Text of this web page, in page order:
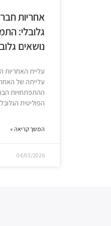
אחריות
גלובלי:
נושאים
עליית האחריות
ההתפתחויות
הפוליטית
המשך קריאה »
04/03/2026